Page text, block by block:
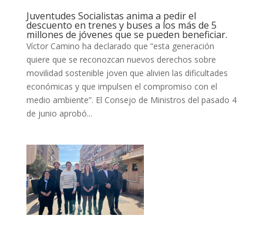
Juventudes Socialistas anima a pedir el
descuento en trenes y buses a los más de 5
millones de jóvenes que se pueden beneficiar.
Víctor Camino ha declarado que “esta generación
quiere que se reconozcan nuevos derechos sobre
movilidad sostenible joven que alivien las dificultades
económicas y que impulsen el compromiso con el
medio ambiente”. El Consejo de Ministros del pasado 4
de junio aprobó...